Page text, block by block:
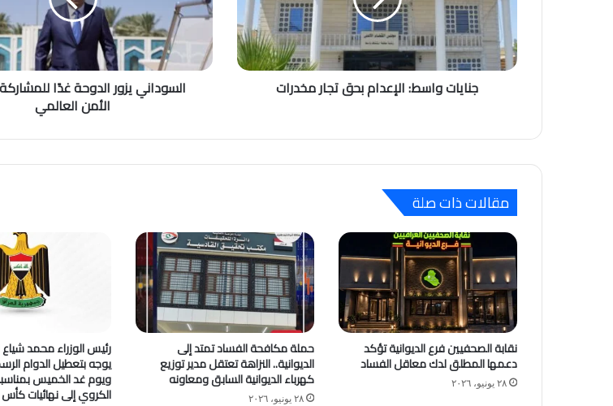
جنايات واسط: الإعدام بحق تجار مخدرات السوداني يزور الدوحة غدًا
الأمن العالمي
مقالات ذات صلة
نقابة الصحفيين فرع الديوانية تؤكد
دعمها المطلق لدك معاقل الفساد
٢٨ يونيو، ٢٠٢٦
حملة مكافحة الفساد تمتد إلى
الديوانية.. النزاهة تعتقل مدير توزيع
كهرباء الديوانية السابق ومعاونه
٢٨ يونيو، ٢٠٢٦
رئيس الوزراء محمد
يوجه بتعطيل الدوام
ويوم غد الخميس
الكروي إلى نهائيات كأس